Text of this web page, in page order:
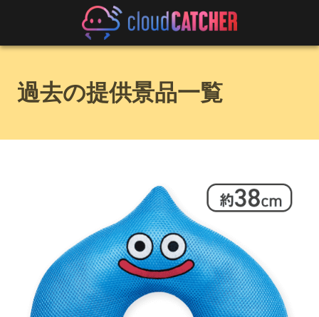
過去の提供景品一覧